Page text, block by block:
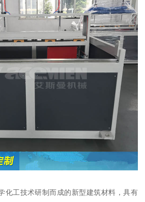
化工技术研制而成的新型建筑材料，具有